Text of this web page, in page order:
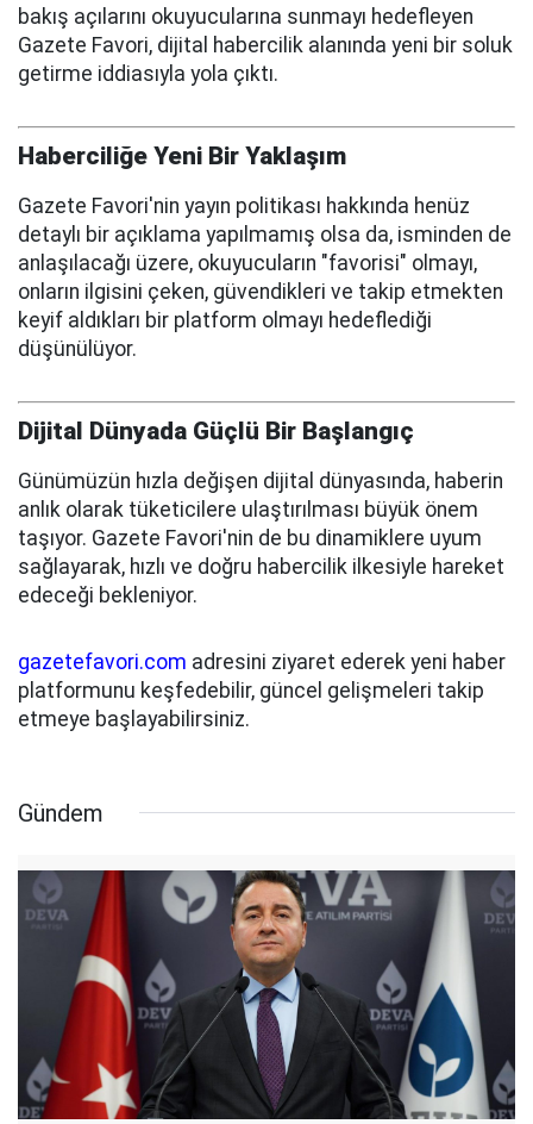
bakış açılarını okuyucularına sunmayı hedefleyen
Gazete Favori, dijital habercilik alanında yeni bir soluk
getirme iddiasıyla yola çıktı.
Haberciliğe Yeni Bir Yaklaşım
Gazete Favori'nin yayın politikası hakkında henüz
detaylı bir açıklama yapılmamış olsa da, isminden de
anlaşılacağı üzere, okuyucuların "favorisi" olmayı,
onların ilgisini çeken, güvendikleri ve takip etmekten
keyif aldıkları bir platform olmayı hedeflediği
düşünülüyor.
Dijital Dünyada Güçlü Bir Başlangıç
Günümüzün hızla değişen dijital dünyasında, haberin
anlık olarak tüketicilere ulaştırılması büyük önem
taşıyor. Gazete Favori'nin de bu dinamiklere uyum
sağlayarak, hızlı ve doğru habercilik ilkesiyle hareket
edeceği bekleniyor.
gazetefavori.com adresini ziyaret ederek yeni haber
platformunu keşfedebilir, güncel gelişmeleri takip
etmeye başlayabilirsiniz.
Gündem